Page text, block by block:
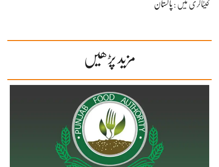
کیٹاگری میں : پاکستان
مزید پڑھیں